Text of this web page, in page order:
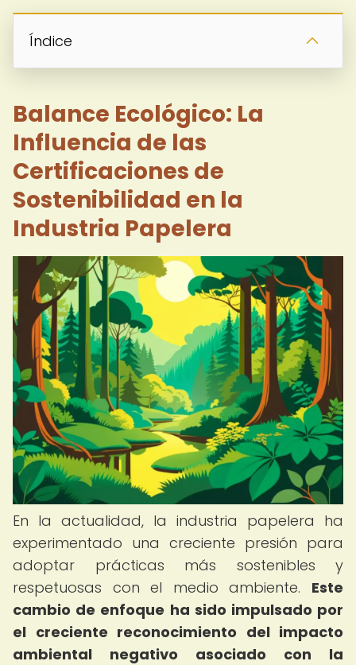
Índice
Balance Ecológico: La
Influencia de las
Certificaciones de
Sostenibilidad en la
Industria Papelera
En la actualidad, la industria papelera ha
experimentado una creciente presión para
adoptar prácticas más sostenibles y
respetuosas con el medio ambiente. Este
cambio de enfoque ha sido impulsado por
el creciente reconocimiento del impacto
ambiental negativo asociado con la